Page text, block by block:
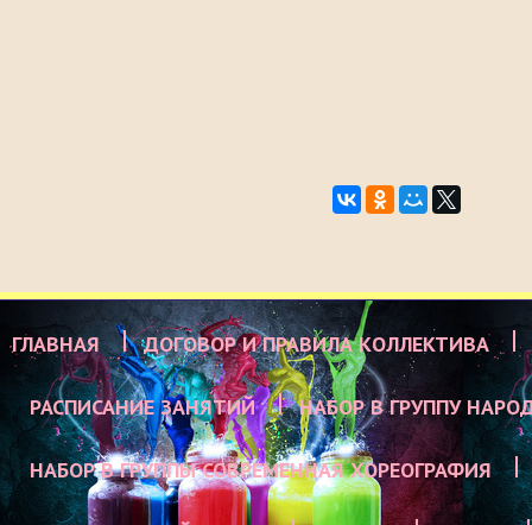
ГЛАВНАЯ ДОГОВОР И ПРАВИЛА КОЛЛЕКТИВА
РАСПИСАНИЕ ЗАНЯТИЙ НАБОР В ГРУППУ
НАБОР В ГРУППЫ СОВРЕМЕННАЯ ХОРЕОГРАФИЯ